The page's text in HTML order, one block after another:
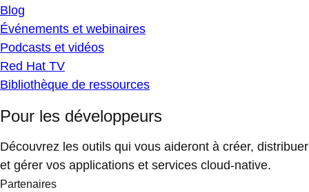
Blog
Événements et webinaires
Podcasts et vidéos
Red Hat TV
Bibliothèque de ressources
Pour les développeurs
Découvrez les outils qui vous aideront à créer, distribuer
et gérer vos applications et services cloud-native.
Partenaires